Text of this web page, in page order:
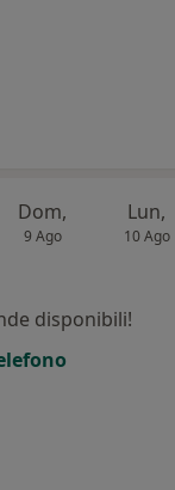
Dom,
9 Ago
Lun,
10 Ago
disponibili!